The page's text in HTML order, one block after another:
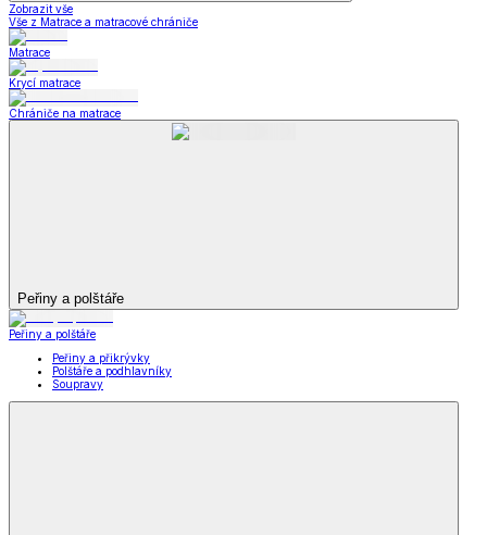
Zobrazit vše
Vše z Matrace a matracové chrániče
Matrace
Krycí matrace
Chrániče na matrace
Peřiny a polštáře
Peřiny a polštáře
Peřiny a přikrývky
Polštáře a podhlavníky
Soupravy